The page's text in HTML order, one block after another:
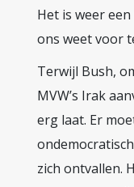
Het is weer
ons weet voor
Terwijl Bush,
MVW’s Irak
erg laat. Er
zich ontvallen.